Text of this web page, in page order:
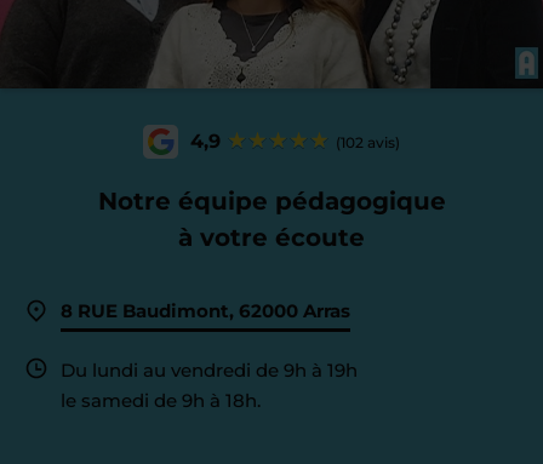
4,9 (102 avis)
Notre équipe pédagogique
à votre écoute
8 RUE Baudimont, 62000 Arras
Du lundi au vendredi de 9h à 19h
le samedi de 9h à 18h.